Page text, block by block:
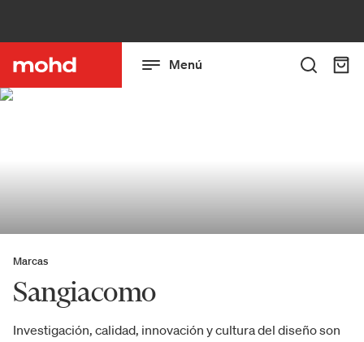
Menú
Marcas
Sangiacomo
Investigación, calidad, innovación y cultura del diseño son